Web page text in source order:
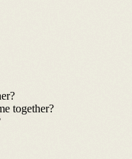
together?